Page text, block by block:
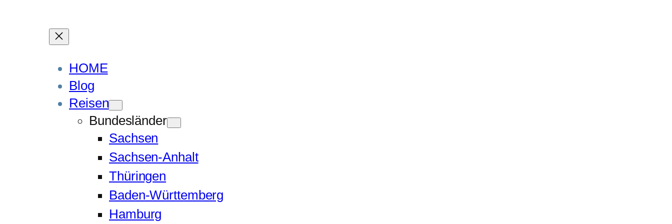
HOME
Blog
Reisen
Bundesländer
Sachsen
Sachsen-Anhalt
Thüringen
Baden-Württemberg
Hamburg